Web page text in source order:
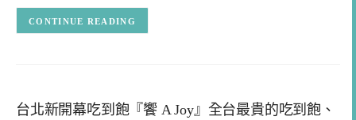
CONTINUE READING
台北新開幕吃到飽『饗 A Joy』全台最貴的吃到飽、